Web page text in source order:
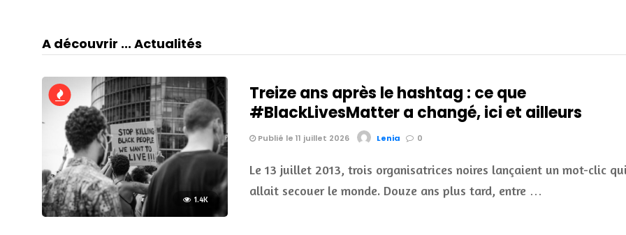
A découvrir ... Actualités
1.4K
Treize ans après le hashtag : ce que
#BlackLivesMatter a changé, ici et ailleurs
Publié le 11 juillet 2026 Lenia 0
Le 13 juillet 2013, trois organisatrices noires lançaient un mot-clic
allait secouer le monde. Douze ans plus tard, entre …